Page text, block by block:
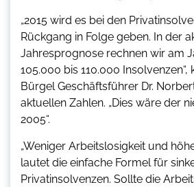
„2015 wird es bei den
Rückgang in Folge geben. In der
Jahresprognose rechnen wir am
105.000 bis 110.000
Bürgel Geschäftsführer Dr.
aktuellen Zahlen. „Dies wäre der
2005“.
„Weniger Arbeitslosigkeit und
lautet die einfache Formel für
Privatinsolvenzen. Sollte die